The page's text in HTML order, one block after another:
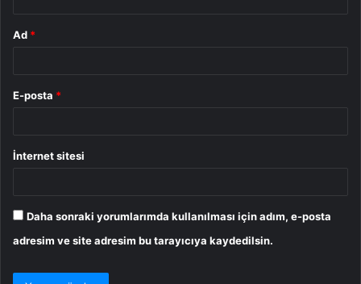
Ad *
E-posta *
İnternet sitesi
Daha sonraki yorumlarımda kullanılması için adım, e-posta
adresim ve site adresim bu tarayıcıya kaydedilsin.